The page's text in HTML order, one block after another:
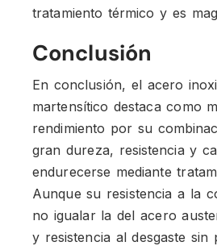
tratamiento térmico y es
Conclusión
En conclusión, el acero
martensítico destaca como
rendimiento por su
gran dureza, resistencia y
endurecerse mediante
Aunque su resistencia a la
no igualar la del acero
y resistencia al desgaste sin